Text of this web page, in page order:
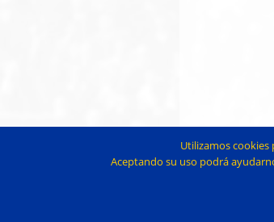
Utilizamos
Aceptando su uso podrá